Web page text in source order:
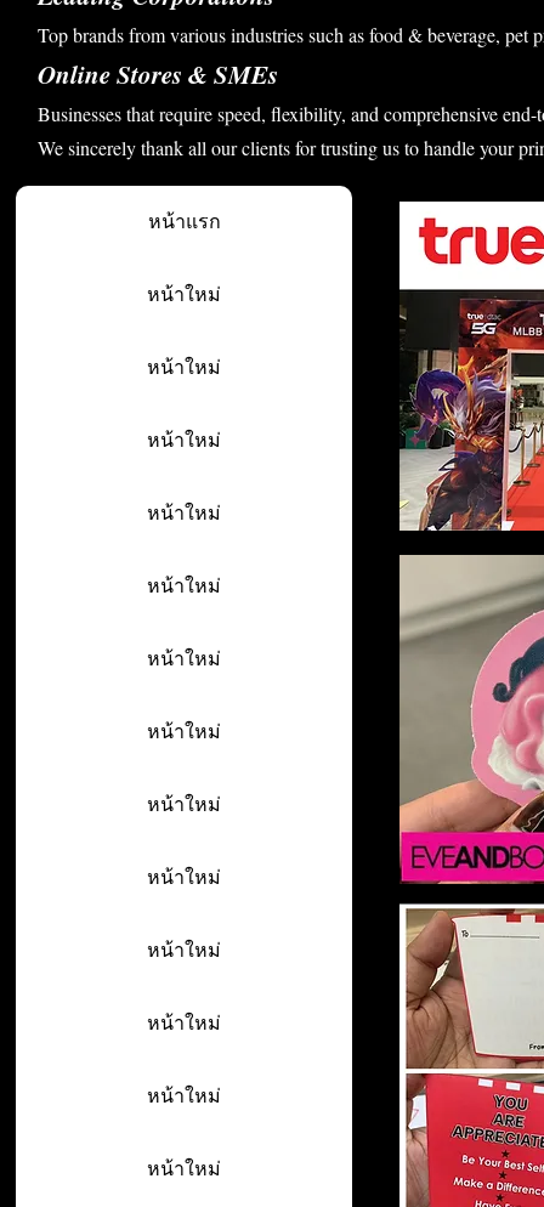
Top brands from various industries such as food & beverage, pet
Online Stores & SMEs
Businesses that require speed, flexibility, and comprehensive
We sincerely thank all our clients for trusting us to handle your
หน้าแรก
หน้าใหม่
หน้าใหม่
หน้าใหม่
หน้าใหม่
หน้าใหม่
หน้าใหม่
หน้าใหม่
หน้าใหม่
หน้าใหม่
หน้าใหม่
หน้าใหม่
หน้าใหม่
หน้าใหม่